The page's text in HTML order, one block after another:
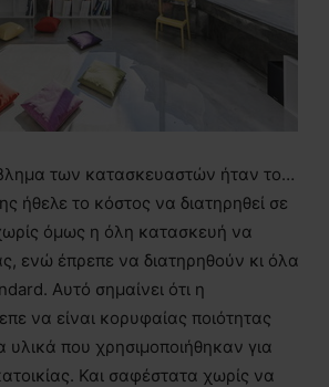
των κατασκευαστών ήταν το…
ήθελε το κόστος να διατηρηθεί σε
όμως η όλη κατασκευή να
ενώ έπρεπε να διατηρηθούν κι όλα
Αυτό σημαίνει ότι η
να είναι κορυφαίας ποιότητας
υλικά που χρησιμοποιήθηκαν για
Και σαφέστατα χωρίς να